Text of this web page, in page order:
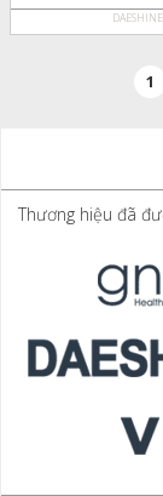
1
Thương hiệu đã